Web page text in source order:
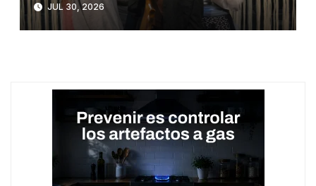
JUL 30, 2026